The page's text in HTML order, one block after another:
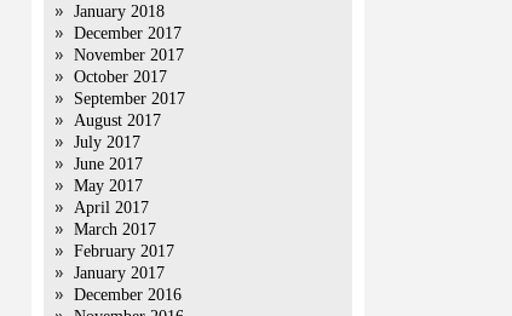
January 2018
December 2017
November 2017
October 2017
September 2017
August 2017
July 2017
June 2017
May 2017
April 2017
March 2017
February 2017
January 2017
December 2016